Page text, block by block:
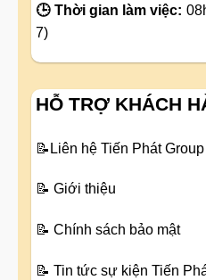
🕒 Thời gian làm việc:
7)
HỖ TRỢ KHÁCH
📝 Liên hệ Tiến Phát Group
📝 Giới thiệu
📝 Chính sách bảo mật
📝 Tin tức sự kiện Tiến